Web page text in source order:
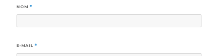
NOM *
E-MAIL *